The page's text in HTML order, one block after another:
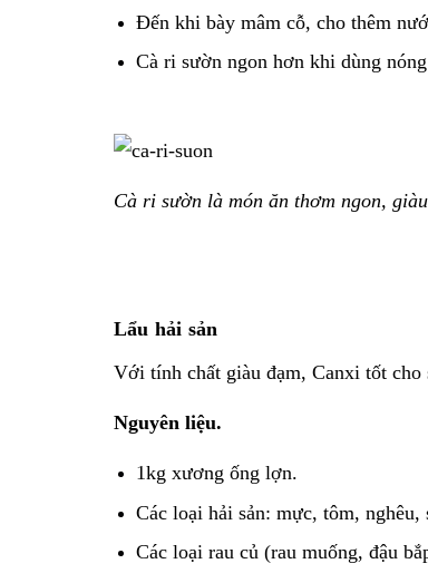
Đến khi bày mâm cỗ, cho thêm
Cà ri sườn ngon hơn khi dùng
Cà ri sườn là món ăn thơm ngon,
Lẩu hải sản
Với tính chất giàu đạm, Canxi tốt cho
Nguyên liệu.
1kg xương ống lợn.
Các loại hải sản: mực, tôm, nghêu,
Các loại rau củ (rau muống, đậu